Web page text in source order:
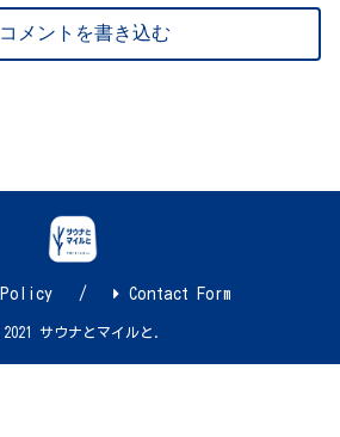
コメントを書き込む
Contact Form
サウナとマイルと.